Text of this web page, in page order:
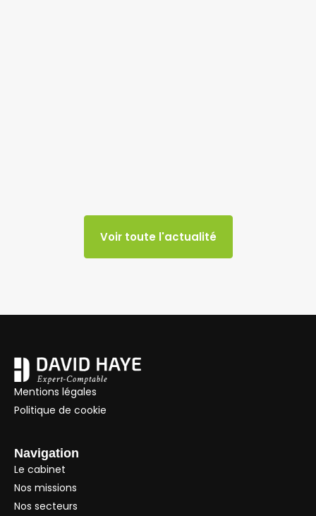
Voir toute l'actualité
Mentions légales
Politique de cookie
Navigation
Le cabinet
Nos missions
Nos secteurs